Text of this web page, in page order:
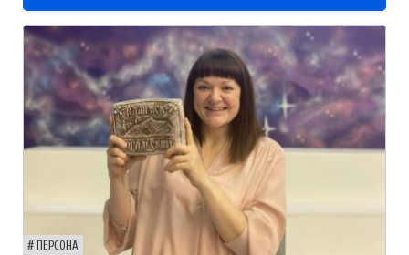
ПЕРСОНА